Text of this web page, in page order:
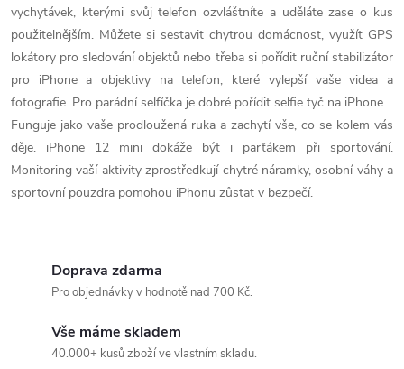
vychytávek, kterými svůj telefon ozvláštníte a uděláte zase o kus
použitelnějším. Můžete si sestavit chytrou domácnost, využít GPS
lokátory pro sledování objektů nebo třeba si pořídit ruční stabilizátor
pro iPhone a objektivy na telefon, které vylepší vaše videa a
fotografie. Pro parádní selfíčka je dobré pořídit selfie tyč na iPhone.
Funguje jako vaše prodloužená ruka a zachytí vše, co se kolem vás
děje. iPhone 12 mini dokáže být i parťákem při sportování.
Monitoring vaší aktivity zprostředkují chytré náramky, osobní váhy a
sportovní pouzdra pomohou iPhonu zůstat v bezpečí.
Doprava zdarma
Pro objednávky v hodnotě nad 700 Kč.
Vše máme skladem
40.000+ kusů zboží ve vlastním skladu.